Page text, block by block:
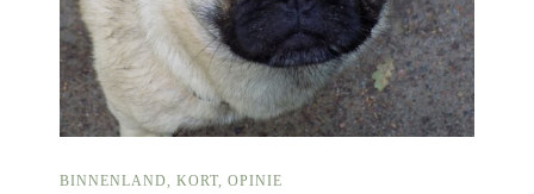
BINNENLAND, KORT, OPINIE